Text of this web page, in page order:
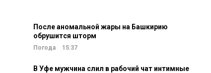
После аномальной жары на Башкирию
обрушится шторм
Погода 15:37
В Уфе мужчина слил в рабочий чат интимные